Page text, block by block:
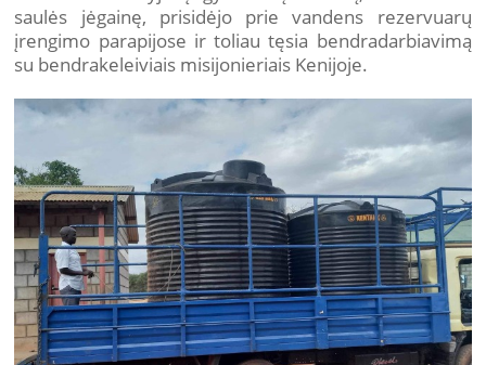
saulės jėgainę, prisidėjo prie vandens rezervuarų
įrengimo parapijose ir toliau tęsia bendradarbiavimą
su bendrakeleiviais misijonieriais Kenijoje.